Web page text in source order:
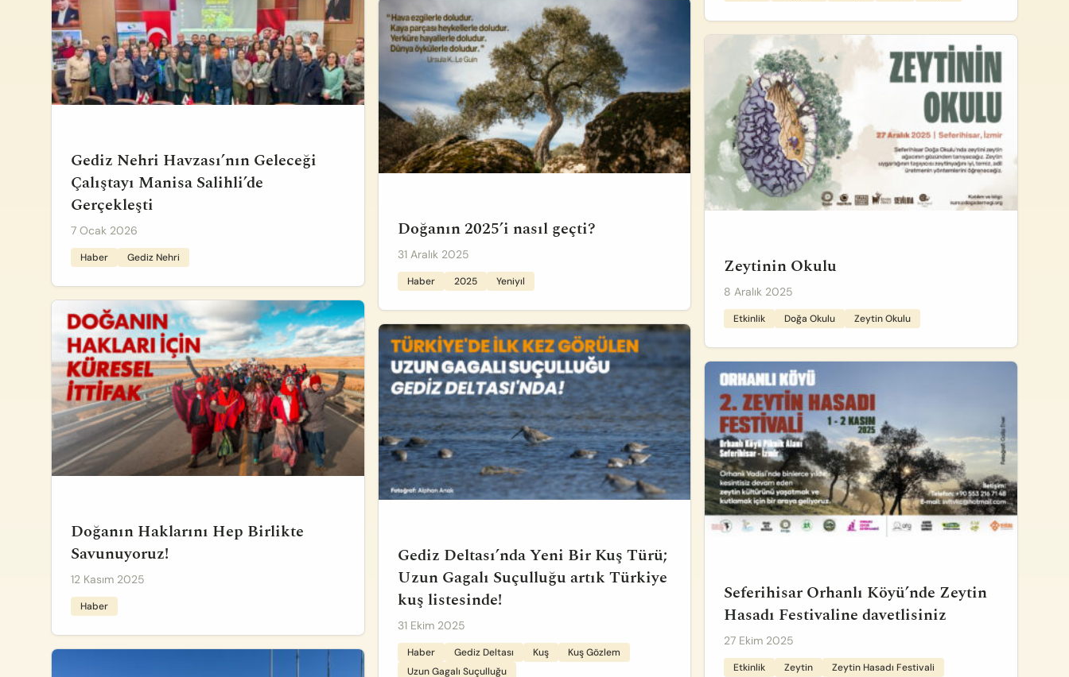
Gediz Nehri Havzası’nın Geleceği
Çalıştayı Manisa Salihli’de
Gerçekleşti
7 Ocak 2026
Haber Gediz Nehri
Doğanın 2025’i nasıl geçti?
31 Aralık 2025
Haber 2025 Yeniyıl
Zeytinin Okulu
8 Aralık 2025
Etkinlik Doğa Okulu Zeytin Okulu
Doğanın Haklarını Hep Birlikte
Savunuyoruz!
12 Kasım 2025
Haber
Gediz Deltası’nda Yeni Bir Kuş Türü;
Uzun Gagalı Suçulluğu artık Türkiye
kuş listesinde!
31 Ekim 2025
Haber Gediz Deltası Kuş
Kuş Gözlem
Uzun Gagalı Suçulluğu
Seferihisar Orhanlı Köyü’nde Zeytin
Hasadı Festivaline davetlisiniz
27 Ekim 2025
Etkinlik Zeytin Zeytin Hasadı Festivali